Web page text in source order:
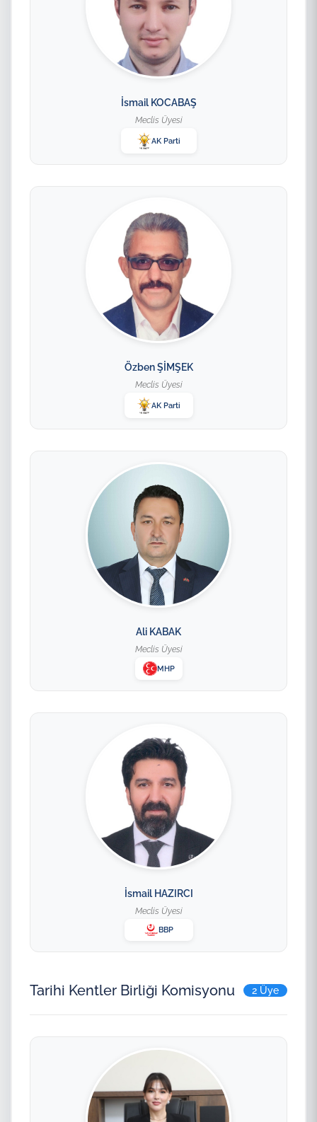
İsmail KOCABAŞ
Meclis Üyesi
AK Parti
Özben ŞİMŞEK
Meclis Üyesi
AK Parti
Ali KABAK
Meclis Üyesi
MHP
İsmail HAZIRCI
Meclis Üyesi
BBP
Tarihi Kentler Birliği Komisyonu 2 Üye